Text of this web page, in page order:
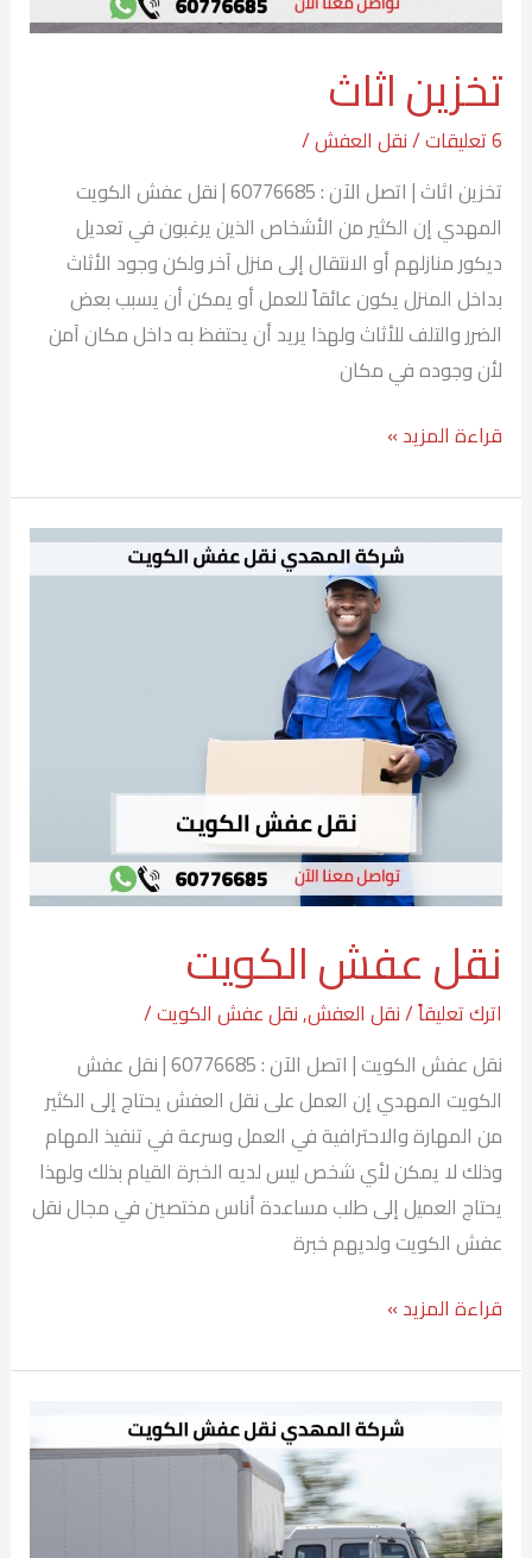
تخزين اثاث
6 تعليقات /نقل العفش/
تخزين اثاث | اتصل الآن : 60776685 | نقل عفش الكويت
المهدي إن الكثير من الأشخاص الذين يرغبون في تعديل
ديكور منازلهم أو الانتقال إلى منزل آخر ولكن وجود الأثاث
بداخل المنزل يكون عائقاً للعمل أو يمكن أن يسبب بعض
الضرر والتلف للأثاث ولهذا يريد أن يحتفظ به داخل مكان آمن
لأن وجوده في مكان
قراءة المزيد »
نقل عفش الكويت
اترك تعليقاً/نقل العفش,نقل عفش الكويت/
نقل عفش الكويت | اتصل الآن : 60776685 | نقل عفش
الكويت المهدي إن العمل على نقل العفش يحتاج إلى الكثير
من المهارة والاحترافية في العمل وسرعة في تنفيذ المهام
وذلك لا يمكن لأي شخص ليس لديه الخبرة القيام بذلك ولهذا
يحتاج العميل إلى طلب مساعدة أناس مختصين في مجال نقل
عفش الكويت ولديهم خبرة
نقل
عفش
قراءة المزيد »
نقل
اغراض